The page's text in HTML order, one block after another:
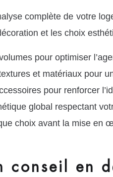
complète de votre
et les choix
pour optimiser
et matériaux pour
pour renforcer
global respectant
choix avant la mise en
conseil en